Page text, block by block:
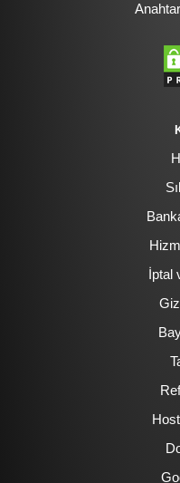
İptal